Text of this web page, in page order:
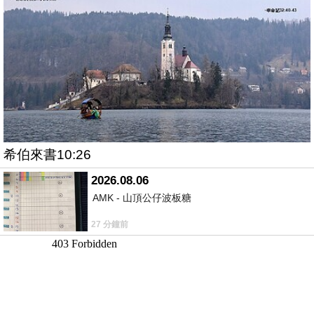
希伯來書10:26
2026.08.06
AMK - 山頂公仔波板糖
27 分鐘前